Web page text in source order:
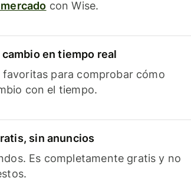
con Wise.
en tiempo real
favoritas para comprobar cómo
con el tiempo.
sin anuncios
Es completamente gratis y no